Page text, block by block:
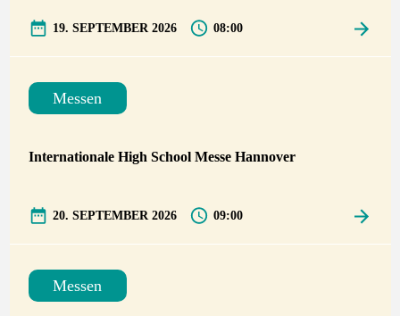
19. SEPTEMBER 2026 08:00
Messen
Internationale High School Messe Hannover
20. SEPTEMBER 2026 09:00
Messen